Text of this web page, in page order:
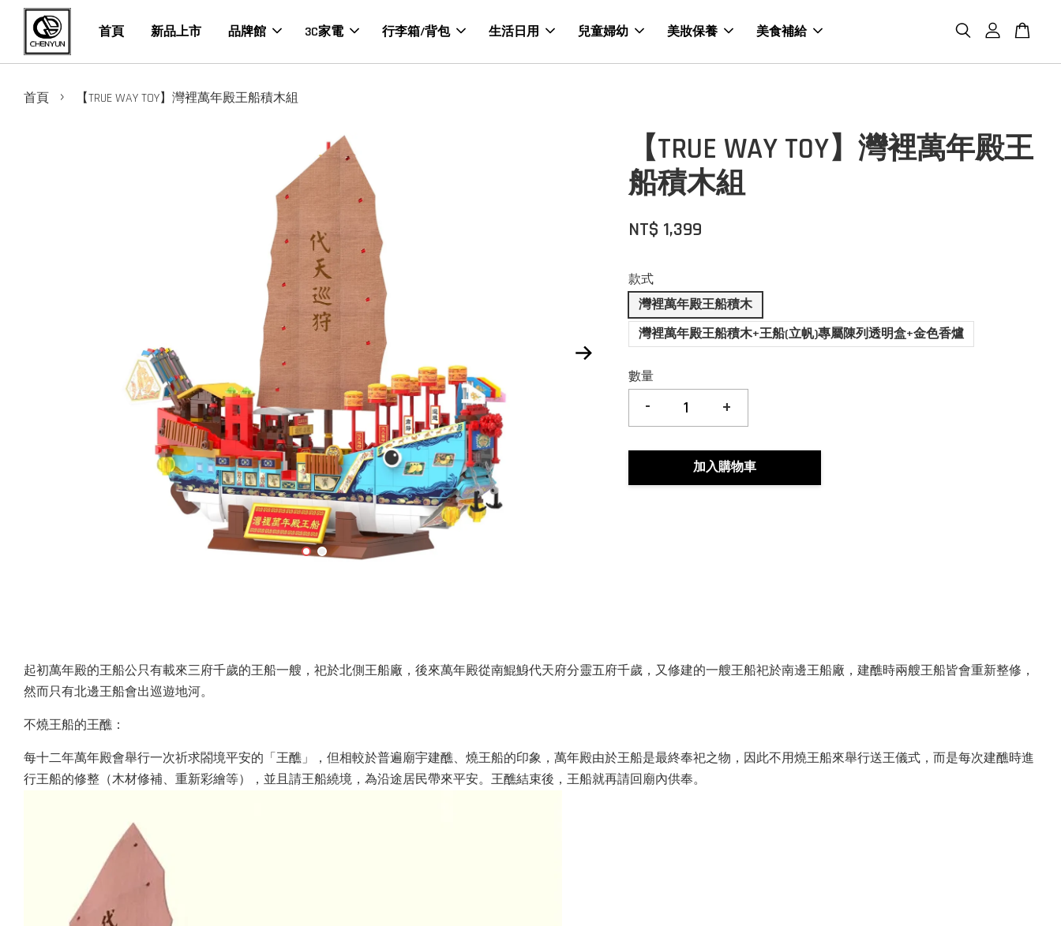
首頁 新品上市 品牌館 3C家電 行李箱/背包 生活日用 兒童婦幼 美妝保養 美食補給
首頁 › 【TRUE WAY TOY】灣裡萬年殿王船積木組
【TRUE WAY TOY】灣裡萬年殿王
船積木組
NT$ 1,399
款式
灣裡萬年殿王船積木
灣裡萬年殿王船積木+王船(立帆)專屬陳列透明盒+金色香爐
數量
- +
加入購物車
起初萬年殿的王船公只有載來三府千歲的王船一艘，祀於北側王船廠，後來萬年殿從南鯤鯓代天府分靈五府千歲，又修建的一艘王船祀於南邊王船廠，建醮時兩艘王船皆會重新整修，
然而只有北邊王船會出巡遊地河。
不燒王船的王醮：
每十二年萬年殿會舉行一次祈求閤境平安的「王醮」，但相較於普遍廟宇建醮、燒王船的印象，萬年殿由於王船是最終奉祀之物，因此不用燒王船來舉行送王儀式，而是每次建醮時進
行王船的修整（木材修補、重新彩繪等），並且請王船繞境，為沿途居民帶來平安。王醮結束後，王船就再請回廟內供奉。